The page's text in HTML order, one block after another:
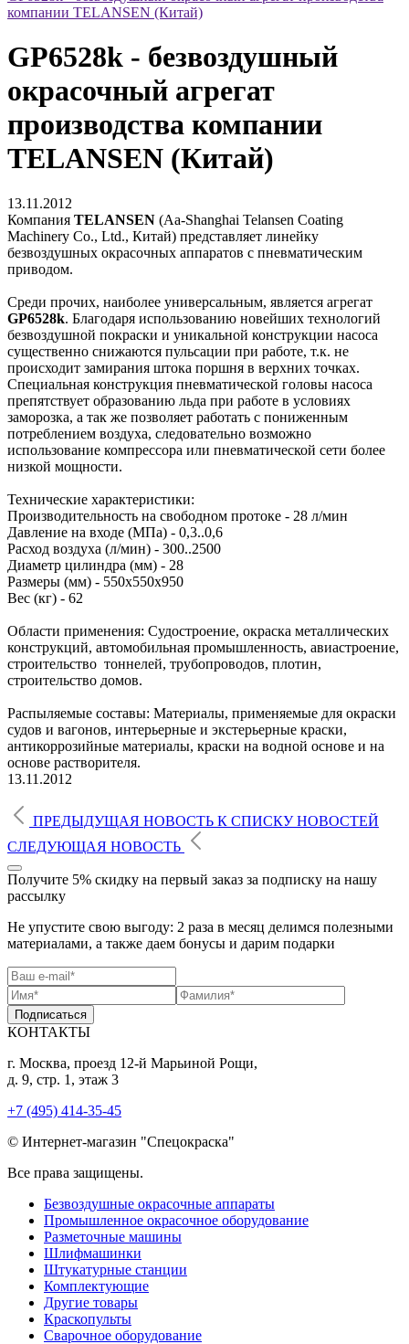
компании TELANSEN (Китай)
GP6528k - безвоздушный
окрасочный агрегат
производства компании
TELANSEN (Китай)
13.11.2012
Компания TELANSEN (Aa-Shanghai Telansen Coating
Machinery Co., Ltd., Китай) представляет линейку
безвоздушных окрасочных аппаратов с пневматическим
приводом.
Среди прочих, наиболее универсальным, является агрегат
GP6528k. Благодаря использованию новейших технологий
безвоздушной покраски и уникальной конструкции насоса
существенно снижаются пульсации при работе, т.к. не
происходит замирания штока поршня в верхних точках.
Специальная конструкция пневматической головы насоса
препятствует образованию льда при работе в условиях
заморозка, а так же позволяет работать с пониженным
потреблением воздуха, следовательно возможно
использование компрессора или пневматической сети более
низкой мощности.
Технические характеристики:
Производительность на свободном протоке - 28 л/мин
Давление на входе (МПа) - 0,3..0,6
Расход воздуха (л/мин) - 300..2500
Диаметр цилиндра (мм) - 28
Размеры (мм) - 550х550х950
Вес (кг) - 62
Области применения: Судостроение, окраска металлических
конструкций, автомобильная промышленность, авиастроение,
строительство тоннелей, трубопроводов, плотин,
строительство домов.
Распыляемые составы: Материалы, применяемые для окраски
судов и вагонов, интерьерные и экстерьерные краски,
антикоррозийные материалы, краски на водной основе и на
основе растворителя.
13.11.2012
ПРЕДЫДУЩАЯ НОВОСТЬ К СПИСКУНОВОСТЕЙ
СЛЕДУЮЩАЯ НОВОСТЬ
Получите 5% скидку на первый заказ за подписку на нашу
рассылку
Не упустите свою выгоду: 2 раза в месяц делимся полезными
материалами, а также даем бонусы и дарим подарки
Подписаться
КОНТАКТЫ
г. Москва, проезд 12-й Марьиной Рощи,
д. 9, стр. 1, этаж 3
+7 (495) 414-35-45
© Интернет-магазин "Спецокраска"
Все права защищены.
Безвоздушные окрасочные аппараты
Промышленное окрасочное оборудование
Разметочные машины
Шлифмашинки
Штукатурные станции
Комплектующие
Другие товары
Краскопульты
Сварочное оборудование